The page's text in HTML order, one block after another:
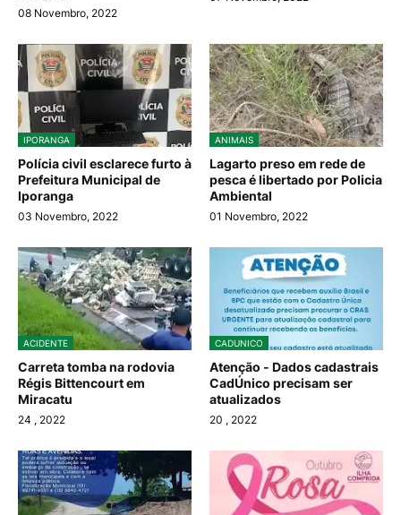
08 Novembro, 2022
IPORANGA
Polícia civil esclarece furto à
Prefeitura Municipal de
Iporanga
03 Novembro, 2022
ANIMAIS
Lagarto preso em rede de
pesca é libertado por Policia
Ambiental
01 Novembro, 2022
ACIDENTE
Carreta tomba na rodovia
Régis Bittencourt em
Miracatu
24 , 2022
CADUNICO
Atenção - Dados cadastrais
CadÚnico precisam ser
atualizados
20 , 2022